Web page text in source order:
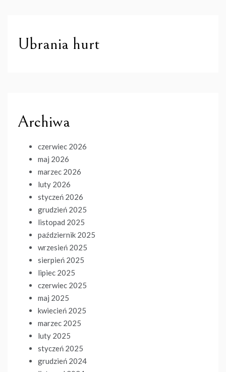
Ubrania hurt
Archiwa
czerwiec 2026
maj 2026
marzec 2026
luty 2026
styczeń 2026
grudzień 2025
listopad 2025
październik 2025
wrzesień 2025
sierpień 2025
lipiec 2025
czerwiec 2025
maj 2025
kwiecień 2025
marzec 2025
luty 2025
styczeń 2025
grudzień 2024